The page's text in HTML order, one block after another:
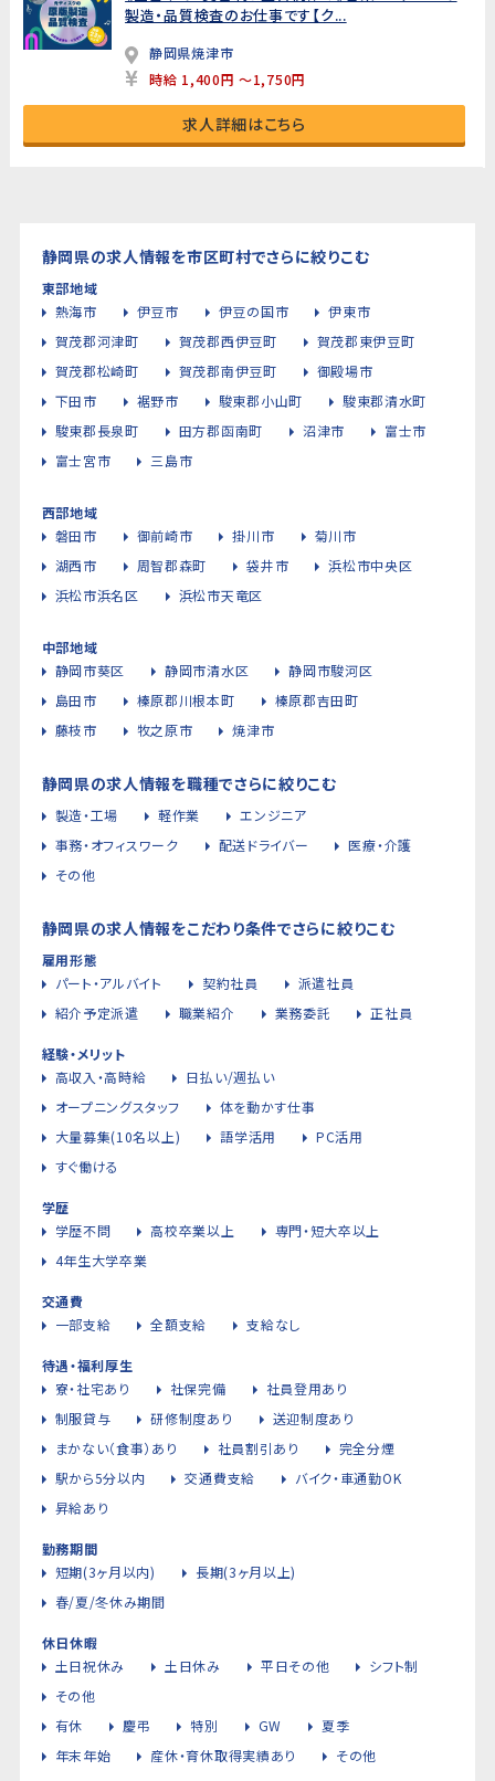
製造・品質検査のお仕事です【ク...
静岡県焼津市
時給 1,400円 ～1,750円
求人詳細はこちら
静岡県の求人情報を市区町村でさらに絞りこむ
東部地域
熱海市
伊豆市 伊豆の国市
伊東市
賀茂郡河津町
賀茂郡西伊豆町
賀茂郡東伊豆町
賀茂郡松崎町
賀茂郡南伊豆町
御殿場市
下田市
裾野市 駿東郡小山町
駿東郡清水町
駿東郡長泉町
田方郡函南町 沼津市
富士市
富士宮市
三島市
西部地域
磐田市
御前崎市 掛川市
菊川市
湖西市
周智郡森町 袋井市
浜松市中央区
浜松市浜名区
浜松市天竜区
中部地域
静岡市葵区
静岡市清水区
静岡市駿河区
島田市
榛原郡川根本町
榛原郡吉田町
藤枝市
牧之原市 焼津市
静岡県の求人情報を職種でさらに絞りこむ
製造・工場 軽作業
エンジニア
事務・オフィスワーク
配送ドライバー
医療・介護
その他
静岡県の求人情報をこだわり条件でさらに絞りこむ
雇用形態
パート・アルバイト
契約社員
派遣社員
紹介予定派遣
職業紹介 業務委託 正社員
経験・メリット
高収入・高時給
日払い/週払い
オープニングスタッフ
体を動かす仕事
大量募集(10名以上)
語学活用
PC活用
すぐ働ける
学歴
学歴不問
高校卒業以上
専門・短大卒以上
4年生大学卒業
交通費
一部支給
全額支給 支給なし
待遇・福利厚生
寮・社宅あり
社保完備
社員登用あり
制服貸与
研修制度あり
送迎制度あり
まかない（食事）あり
社員割引あり
完全分煙
駅から5分以内
交通費支給
バイク・車通勤OK
昇給あり
勤務期間
短期(3ヶ月以内)
長期(3ヶ月以上)
春/夏/冬休み期間
休日休暇
土日祝休み
土日休み 平日その他
シフト制
その他
有休
慶弔 特別 GW
夏季
年末年始
産休・育休取得実績あり その他